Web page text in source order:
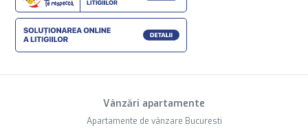
Vânzări apartamente
Apartamente de vânzare Bucuresti